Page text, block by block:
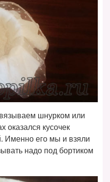
шнурком или
оказался кусочек
Именно его мы и взяли
надо под бортиком